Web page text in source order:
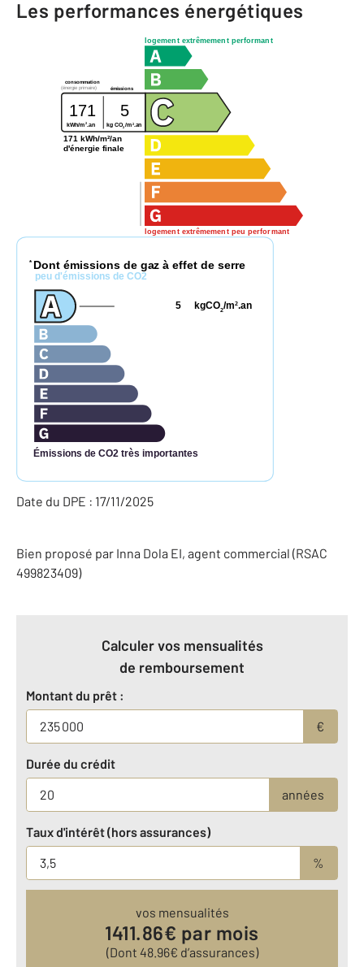
Les performances énergétiques
logement extrêmement performant
logement extrêmement peu performant
consommation
émissions
(énergie primaire)
171 5
kWh/m 2 .an kg CO2/m2.an
171 kWh/m²/an
d'énergie finale
* Dont émissions de gaz à effet de serre
peu d'émissions de CO2
Émissions de CO2 très importantes
kgCO2/m2.an
5
Date du DPE : 17/11/2025
Bien proposé par Inna Dola EI, agent commercial (RSAC
499823409)
Calculer vos mensualités
de remboursement
Montant du prêt :
€
Durée du crédit
années
Taux d'intérêt (hors assurances)
%
vos mensualités
1411.86€ par mois
(Dont 48.96€ d’assurances)